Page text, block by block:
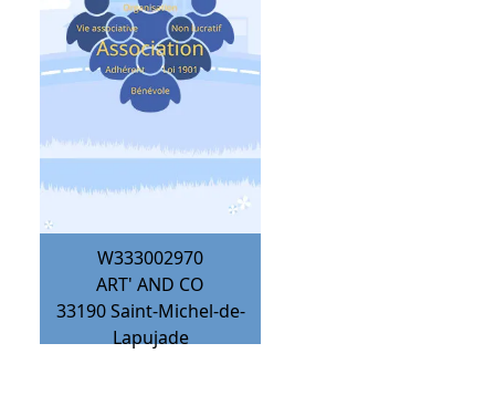
W333002970
ART' AND CO
33190 Saint-Michel-de-
Lapujade